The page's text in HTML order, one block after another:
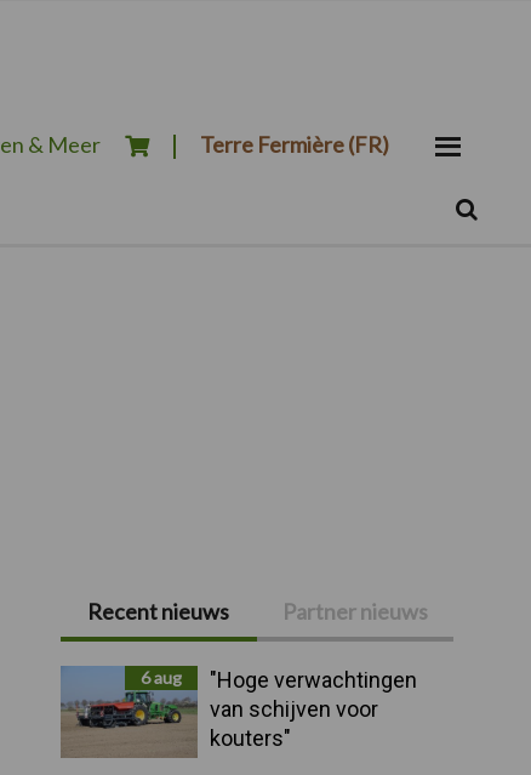
& Meer Terre Fermière (FR)
Primaire
Sidebar
Recent nieuws Partner nieuws
6 aug
"Hoge verwachtingen
van schijven voor
kouters"